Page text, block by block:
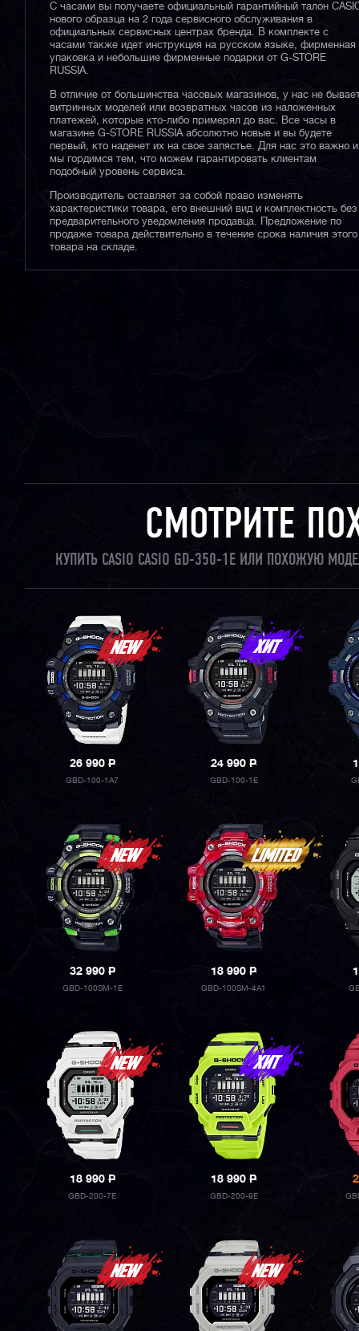
С часами вы получаете официальный гарантийный талон
нового образца на 2 года сервисного обслуживания в
официальных сервисных центрах бренда. В комплекте с
часами также идет инструкция на русском языке, фирменная
упаковка и небольшие фирменные подарки от G-STORE
RUSSIA.
В отличие от большинства часовых магазинов, у нас не
витринных моделей или возвратных часов из наложенных
платежей, которые кто-либо примерял до вас. Все часы в
магазине G-STORE RUSSIA абсолютно новые и вы будете
первый, кто наденет их на свое запястье. Для нас это важно и
мы гордимся тем, что можем гарантировать клиентам
подобный уровень сервиса.
Производитель оставляет за собой право изменять
характеристики товара, его внешний вид и комплектность без
предварительного уведомления продавца. Предложение по
продаже товара действительно в течение срока наличия этого
товара на складе.
СМОТРИТЕ
КУПИТЬ CASIO CASIO GD-350-1E ИЛИ ПОХОЖУЮ
26 990P
GBD-100-1A7
24 990P
GBD-100-1E
32 990P
GBD-100SM-1E
18 990P
GBD-100SM-4A1
18 990P
GBD-200-7E
18 990P
GBD-200-9E